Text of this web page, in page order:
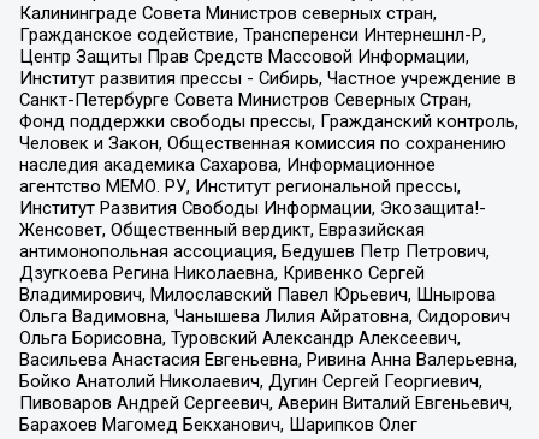
Калининграде Совета Министров северных стран,
Гражданское содействие, Трансперенси Интернешнл-Р,
Центр Защиты Прав Средств Массовой Информации,
Институт развития прессы - Сибирь, Частное учреждение в
Санкт-Петербурге Совета Министров Северных Стран,
Фонд поддержки свободы прессы, Гражданский контроль,
Человек и Закон, Общественная комиссия по сохранению
наследия академика Сахарова, Информационное
агентство МЕМО. РУ, Институт региональной прессы,
Институт Развития Свободы Информации, Экозащита!-
Женсовет, Общественный вердикт, Евразийская
антимонопольная ассоциация, Бедушев Петр Петрович,
Дзугкоева Регина Николаевна, Кривенко Сергей
Владимирович, Милославский Павел Юрьевич, Шнырова
Ольга Вадимовна, Чанышева Лилия Айратовна, Сидорович
Ольга Борисовна, Туровский Александр Алексеевич,
Васильева Анастасия Евгеньевна, Ривина Анна Валерьевна,
Бойко Анатолий Николаевич, Дугин Сергей Георгиевич,
Пивоваров Андрей Сергеевич, Аверин Виталий Евгеньевич,
Барахоев Магомед Бекханович, Шарипков Олег